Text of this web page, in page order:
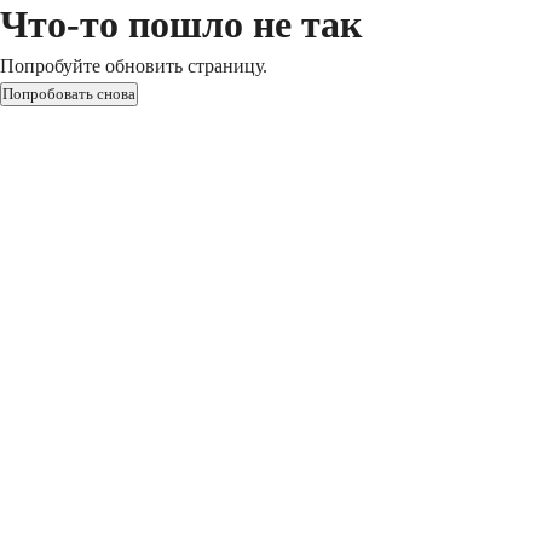
Что-то пошло не так
Попробуйте обновить страницу.
Попробовать снова